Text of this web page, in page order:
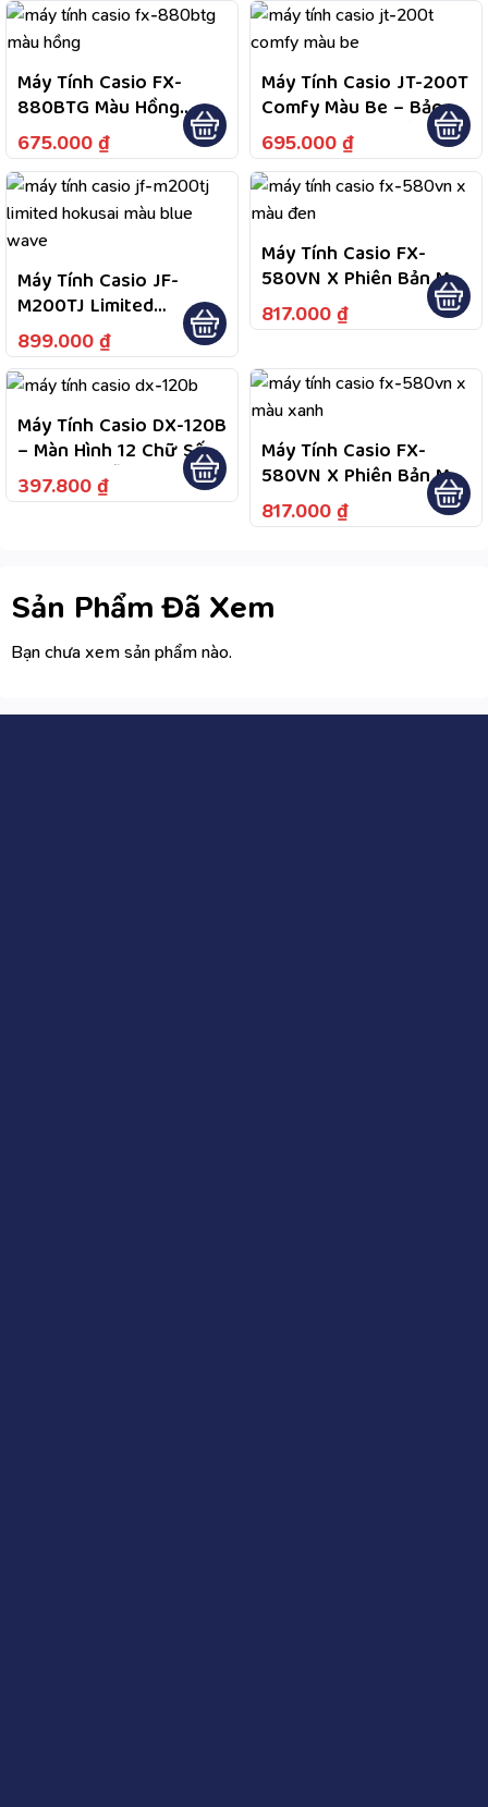
Bấm Êm, Thiết Kế Mỏng
Nhẹ Để Bàn Cầm Tay
Máy Tính Casio FX-
880BTG Màu Hồng
Fullbox Chính Hãng Bảo
Hành 7 Năm
675.000 ₫
Máy Tính Casio JT-200T
Comfy Màu Be – Bảo
Hành 7 Năm, 1 Đổi 1
Trong Năm Đầu Nếu Lỗi
Do Nhà Sản Xuất, Hỗ
Trợ Bảo Hành 2 Chiều
695.000 ₫
Máy Tính Casio JF-
M200TJ Limited
Hokusai Blue Wave –
Bảo Hành Chính Hãng 7
Năm, Hỗ Trợ Tư Vấn Và
Kiểm Tra Bảo Hành
Theo Chính Sách
899.000 ₫
Máy Tính Casio FX-
580VN X Phiên Bản Màu
Đen
817.000 ₫
Máy Tính Casio DX-120B
– Màn Hình 12 Chữ Số
Cực Lớn, Dễ Quan Sát
Dữ Liệu, Nguồn Kép
397.800 ₫
Máy Tính Casio FX-
580VN X Phiên Bản Màu
Xanh Da Trời
817.000 ₫
Sản Phẩm Đã Xem
Bạn chưa xem sản phẩm nào.